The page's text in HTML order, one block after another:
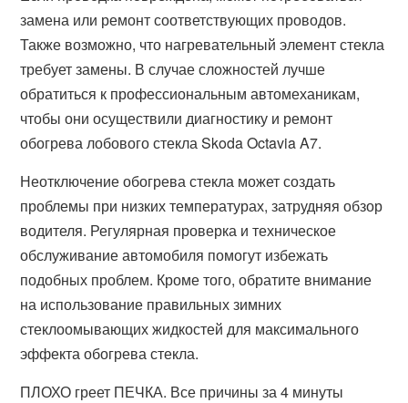
замена или ремонт соответствующих проводов.
Также возможно, что нагревательный элемент стекла
требует замены. В случае сложностей лучше
обратиться к профессиональным автомеханикам,
чтобы они осуществили диагностику и ремонт
обогрева лобового стекла Skoda Octavia A7.
Неотключение обогрева стекла может создать
проблемы при низких температурах, затрудняя обзор
водителя. Регулярная проверка и техническое
обслуживание автомобиля помогут избежать
подобных проблем. Кроме того, обратите внимание
на использование правильных зимних
стеклоомывающих жидкостей для максимального
эффекта обогрева стекла.
ПЛОХО греет ПЕЧКА. Все причины за 4 минуты